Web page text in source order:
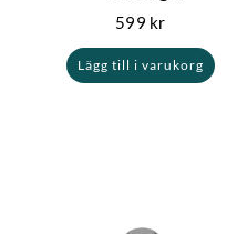
599 kr
Lägg till i varukorg